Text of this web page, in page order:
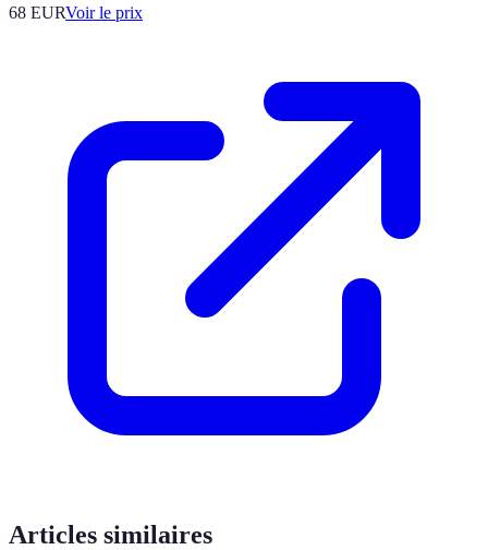
68 EURVoir le prix
Articles similaires